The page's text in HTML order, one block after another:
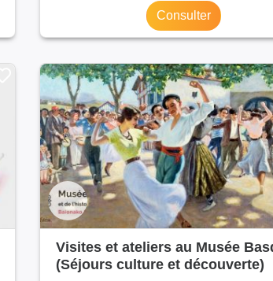
Consulter
Visites et ateliers au Musée
(Séjours culture et découverte)